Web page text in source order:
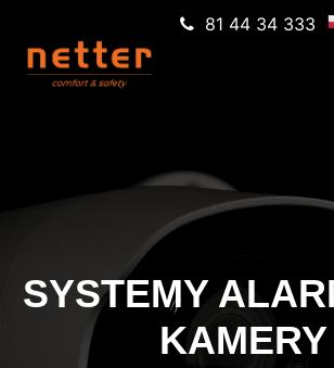
81 44 34 333
SYSTEMY
KAMERY